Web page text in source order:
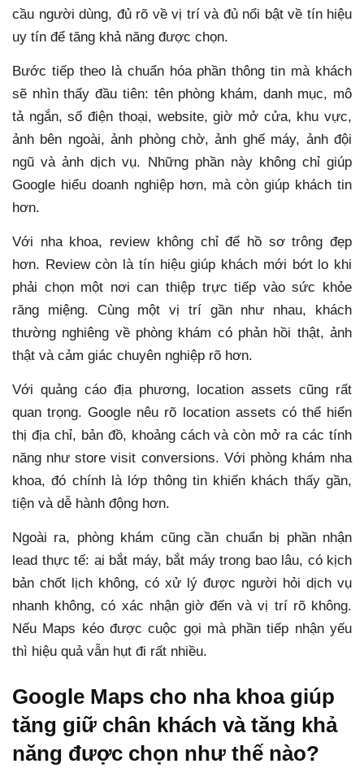
cầu người dùng, đủ rõ về vị trí và đủ nổi bật về tín hiệu
uy tín để tăng khả năng được chọn.
Bước tiếp theo là chuẩn hóa phần thông tin mà khách
sẽ nhìn thấy đầu tiên: tên phòng khám, danh mục, mô
tả ngắn, số điện thoại, website, giờ mở cửa, khu vực,
ảnh bên ngoài, ảnh phòng chờ, ảnh ghế máy, ảnh đội
ngũ và ảnh dịch vụ. Những phần này không chỉ giúp
Google hiểu doanh nghiệp hơn, mà còn giúp khách tin
hơn.
Với nha khoa, review không chỉ để hồ sơ trông đẹp
hơn. Review còn là tín hiệu giúp khách mới bớt lo khi
phải chọn một nơi can thiệp trực tiếp vào sức khỏe
răng miệng. Cùng một vị trí gần như nhau, khách
thường nghiêng về phòng khám có phản hồi thật, ảnh
thật và cảm giác chuyên nghiệp rõ hơn.
Với quảng cáo địa phương, location assets cũng rất
quan trọng. Google nêu rõ location assets có thể hiển
thị địa chỉ, bản đồ, khoảng cách và còn mở ra các tính
năng như store visit conversions. Với phòng khám nha
khoa, đó chính là lớp thông tin khiến khách thấy gần,
tiện và dễ hành động hơn.
Ngoài ra, phòng khám cũng cần chuẩn bị phần nhận
lead thực tế: ai bắt máy, bắt máy trong bao lâu, có kịch
bản chốt lịch không, có xử lý được người hỏi dịch vụ
nhanh không, có xác nhận giờ đến và vị trí rõ không.
Nếu Maps kéo được cuộc gọi mà phần tiếp nhận yếu
thì hiệu quả vẫn hụt đi rất nhiều.
Google Maps cho nha khoa giúp
tăng giữ chân khách và tăng khả
năng được chọn như thế nào?